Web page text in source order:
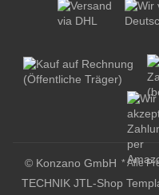
© Konzano GmbH * Alle
TECHNIK JTL-Shop